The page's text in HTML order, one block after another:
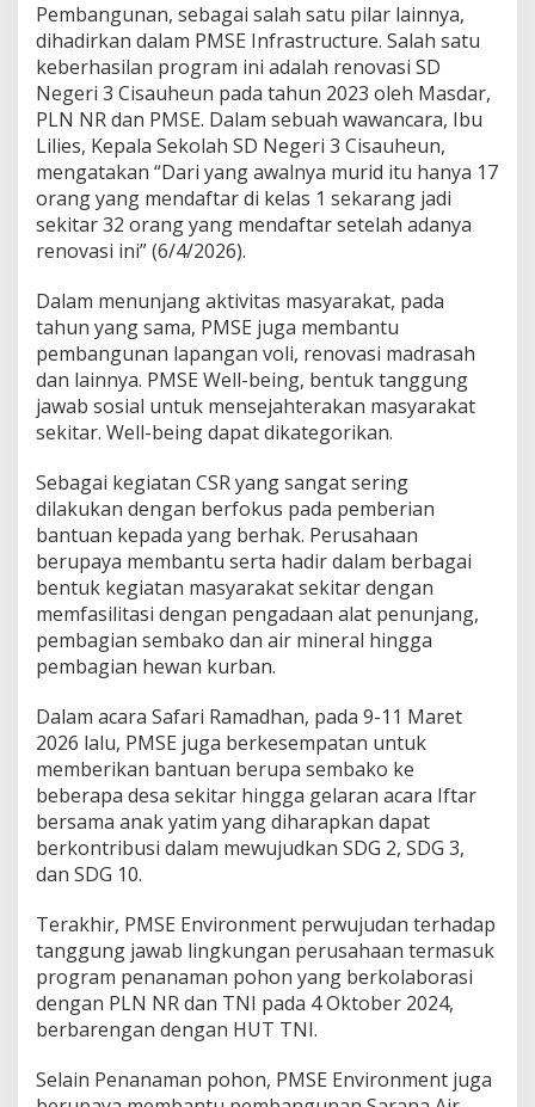
Pembangunan, sebagai salah satu pilar lainnya,
dihadirkan dalam PMSE Infrastructure. Salah satu
keberhasilan program ini adalah renovasi SD
Negeri 3 Cisauheun pada tahun 2023 oleh Masdar,
PLN NR dan PMSE. Dalam sebuah wawancara, Ibu
Lilies, Kepala Sekolah SD Negeri 3 Cisauheun,
mengatakan “Dari yang awalnya murid itu hanya 17
orang yang mendaftar di kelas 1 sekarang jadi
sekitar 32 orang yang mendaftar setelah adanya
renovasi ini” (6/4/2026).
Dalam menunjang aktivitas masyarakat, pada
tahun yang sama, PMSE juga membantu
pembangunan lapangan voli, renovasi madrasah
dan lainnya. PMSE Well-being, bentuk tanggung
jawab sosial untuk mensejahterakan masyarakat
sekitar. Well-being dapat dikategorikan.
Sebagai kegiatan CSR yang sangat sering
dilakukan dengan berfokus pada pemberian
bantuan kepada yang berhak. Perusahaan
berupaya membantu serta hadir dalam berbagai
bentuk kegiatan masyarakat sekitar dengan
memfasilitasi dengan pengadaan alat penunjang,
pembagian sembako dan air mineral hingga
pembagian hewan kurban.
Dalam acara Safari Ramadhan, pada 9-11 Maret
2026 lalu, PMSE juga berkesempatan untuk
memberikan bantuan berupa sembako ke
beberapa desa sekitar hingga gelaran acara Iftar
bersama anak yatim yang diharapkan dapat
berkontribusi dalam mewujudkan SDG 2, SDG 3,
dan SDG 10.
Terakhir, PMSE Environment perwujudan terhadap
tanggung jawab lingkungan perusahaan termasuk
program penanaman pohon yang berkolaborasi
dengan PLN NR dan TNI pada 4 Oktober 2024,
berbarengan dengan HUT TNI.
Selain Penanaman pohon, PMSE Environment juga